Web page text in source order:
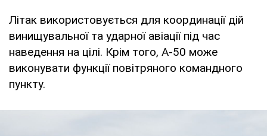
Літак використовується для координації дій
винищувальної та ударної авіації під час
наведення на цілі. Крім того, А-50 може
виконувати функції повітряного командного
пункту.